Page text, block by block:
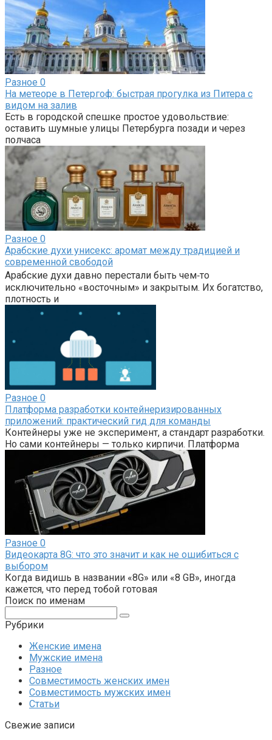
Разное 0
На метеоре в Петергоф: быстрая прогулка из Питера с
видом на залив
Есть в городской спешке простое удовольствие:
оставить шумные улицы Петербурга позади и через
полчаса
Разное 0
Арабские духи унисекс: аромат между традицией и
современной свободой
Арабские духи давно перестали быть чем‑то
исключительно «восточным» и закрытым. Их богатство,
плотность и
Разное 0
Платформа разработки контейнеризированных
приложений: практический гид для команды
Контейнеры уже не эксперимент, а стандарт разработки.
Но сами контейнеры — только кирпичи. Платформа
Разное 0
Видеокарта 8G: что это значит и как не ошибиться с
выбором
Когда видишь в названии «8G» или «8 GB», иногда
кажется, что перед тобой готовая
Поиск по именам
Рубрики
Женские имена
Мужские имена
Разное
Совместимость женских имен
Совместимость мужских имен
Статьи
Свежие записи